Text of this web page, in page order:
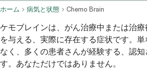
ホーム 病気と状態 Chemo Brain
ケモブレインは、がん治療中または治
を与える、実際に存在する症状です。
なく、多くの患者さんが経験する、認
す。あなただけではありません。